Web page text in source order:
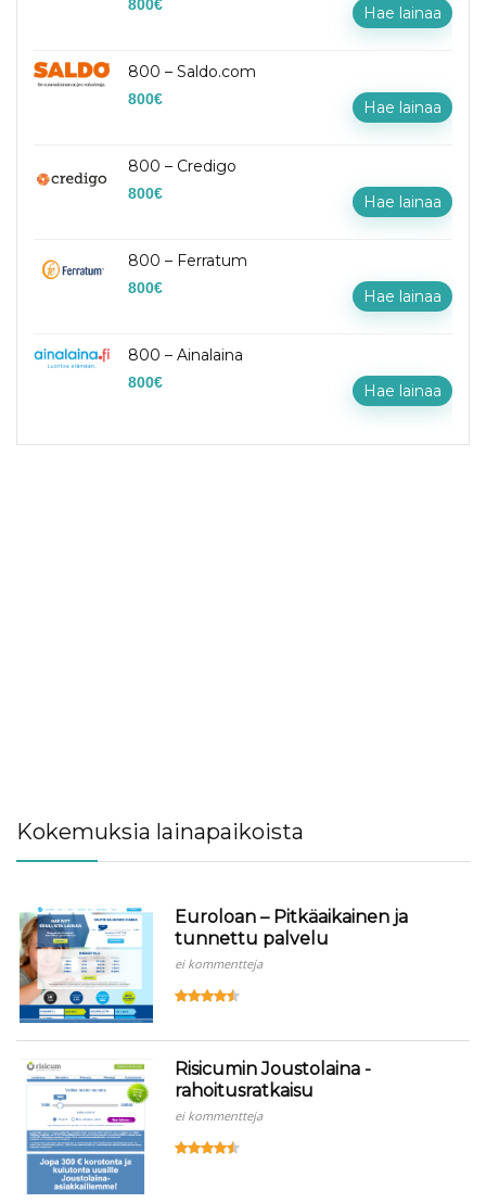
800€ Hae lainaa
800 – Saldo.com
800€ Hae lainaa
800 – Credigo
800€ Hae lainaa
800 – Ferratum
800€ Hae lainaa
800 – Ainalaina
800€ Hae lainaa
Kokemuksia lainapaikoista
Euroloan – Pitkäaikainen ja
tunnettu palvelu
ei kommentteja
Risicumin Joustolaina -
rahoitusratkaisu
ei kommentteja